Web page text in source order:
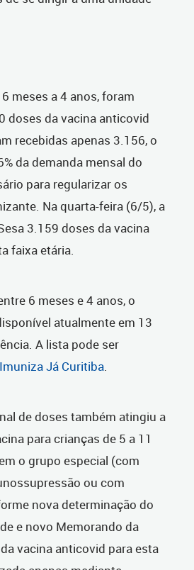
meses a 4 anos, foram
doses da vacina anticovid
recebidas apenas 3.156, o
da demanda mensal do
para regularizar os
Na quarta-feira (6/5), a
3.159 doses da vacina
faixa etária.
6 meses e 4 anos, o
atualmente em 13
A lista pode ser
Imuniza Já Curitiba.
de doses também atingiu a
para crianças de 5 a 11
o grupo especial (com
ou com
nova determinação do
e novo Memorando da
vacina anticovid para esta